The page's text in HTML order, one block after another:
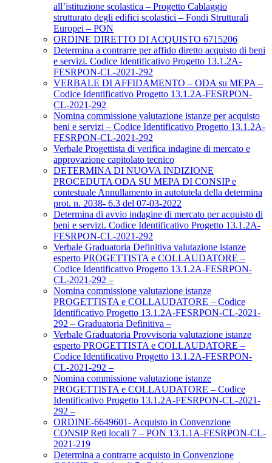
all’istituzione scolastica – Progetto Cablaggio
strutturato degli edifici scolastici – Fondi Strutturali
Europei – PON
ORDINE DIRETTO DI ACQUISTO 6715206
Determina a contrarre per affido diretto acquisto di beni
e servizi. Codice Identificativo Progetto 13.1.2A-
FESRPON-CL-2021-292
VERBALE DI AFFIDAMENTO – ODA su MEPA –
Codice Identificativo Progetto 13.1.2A-FESRPON-
CL-2021-292
Nomina commissione valutazione istanze per acquisto
beni e servizi – Codice Identificativo Progetto 13.1.2A-
FESRPON-CL-2021-292
Verbale Progettista di verifica indagine di mercato e
approvazione capitolato tecnico
DETERMINA DI NUOVA INDIZIONE
PROCEDUTA ODA SU MEPA DI CONSIP e
contestuale Annullamento in autotutela della determina
prot. n. 2038- 6.3 del 07-03-2022
Determina di avvio indagine di mercato per acquisto di
beni e servizi. Codice Identificativo Progetto 13.1.2A-
FESRPON-CL-2021-292
Verbale Graduatoria Definitiva valutazione istanze
esperto PROGETTISTA e COLLAUDATORE –
Codice Identificativo Progetto 13.1.2A-FESRPON-
CL-2021-292 –
Nomina commissione valutazione istanze
PROGETTISTA e COLLAUDATORE – Codice
Identificativo Progetto 13.1.2A-FESRPON-CL-2021-
292 – Graduatoria Definitiva –
Verbale Graduatoria Provvisoria valutazione istanze
esperto PROGETTISTA e COLLAUDATORE –
Codice Identificativo Progetto 13.1.2A-FESRPON-
CL-2021-292 –
Nomina commissione valutazione istanze
PROGETTISTA e COLLAUDATORE – Codice
Identificativo Progetto 13.1.2A-FESRPON-CL-2021-
292 –
ORDINE-6649601- Acquisto in Convenzione
CONSIP Reti locali 7 – PON 13.1.1A-FESRPON-CL-
2021-219
Determina a contrarre acquisto in Convenzione